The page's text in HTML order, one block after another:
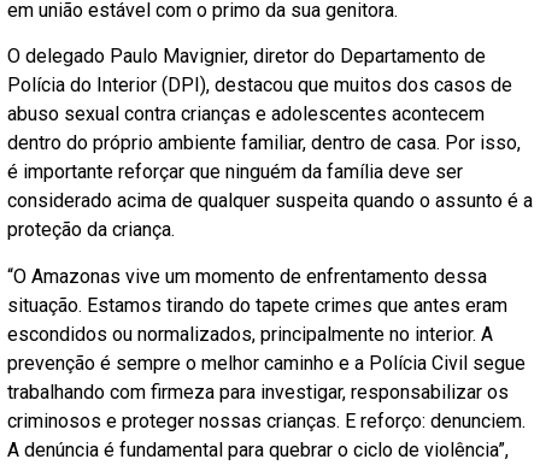
em união estável com o primo da sua genitora.
O delegado Paulo Mavignier, diretor do Departamento de
Polícia do Interior (DPI), destacou que muitos dos casos de
abuso sexual contra crianças e adolescentes acontecem
dentro do próprio ambiente familiar, dentro de casa. Por isso,
é importante reforçar que ninguém da família deve ser
considerado acima de qualquer suspeita quando o assunto é a
proteção da criança.
“O Amazonas vive um momento de enfrentamento dessa
situação. Estamos tirando do tapete crimes que antes eram
escondidos ou normalizados, principalmente no interior. A
prevenção é sempre o melhor caminho e a Polícia Civil segue
trabalhando com firmeza para investigar, responsabilizar os
criminosos e proteger nossas crianças. E reforço: denunciem.
A denúncia é fundamental para quebrar o ciclo de violência”,